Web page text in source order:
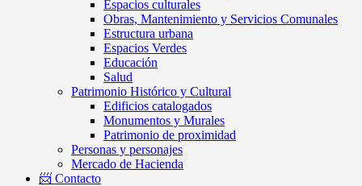
Espacios culturales
Obras, Mantenimiento y Servicios Comunales
Estructura urbana
Espacios Verdes
Educación
Salud
Patrimonio Histórico y Cultural
Edificios catalogados
Monumentos y Murales
Patrimonio de proximidad
Personas y personajes
Mercado de Hacienda
📨 Contacto